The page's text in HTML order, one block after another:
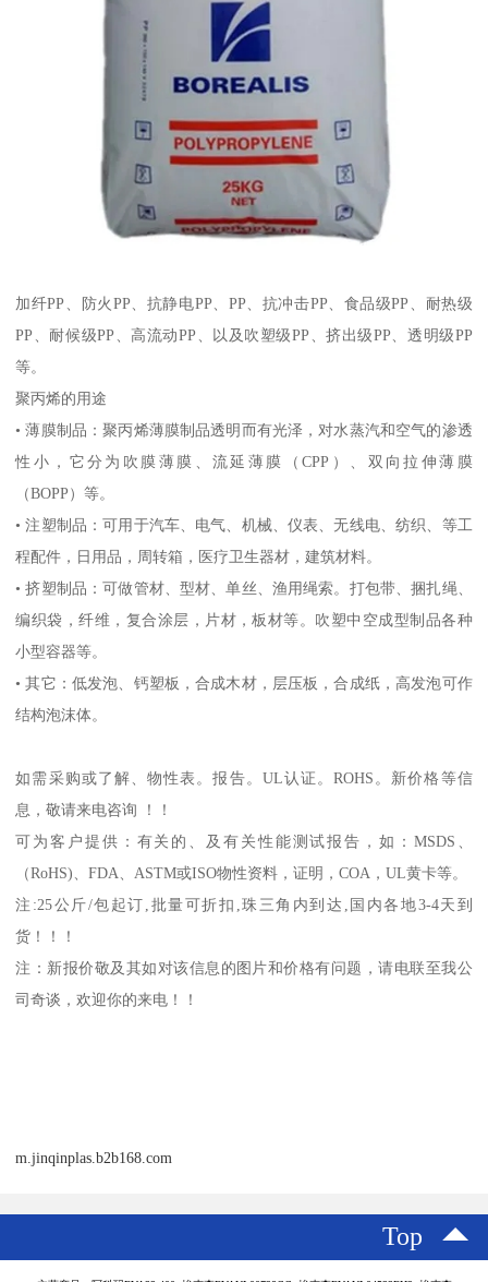
加纤PP 、防火 PP 、抗静电PP PP 、抗冲击PP 、食品级PP 、耐热级
PP 、耐候级PP 、高流动PP 、以及吹塑级PP 、挤出级PP 、透明级PP
等。
聚丙烯的用途
•薄膜制品：聚丙烯薄膜制品透明而有光泽，对水蒸汽和空气的渗透
性小，它分为吹膜薄膜、流延薄膜（CPP ）、双向拉伸薄膜
（BOPP ）等。
•注塑制品：可用于汽车、电气、机械、仪表、无线电、纺织、等工
程配件，日用品，周转箱，医疗卫生器材，建筑材料。
•挤塑制品：可做管材、型材、单丝、渔用绳索。打包带、捆扎绳、
编织袋，纤维，复合涂层，片材，板材等。吹塑中空成型制品各种
小型容器等。
•其它：低发泡、钙塑板，合成木材，层压板，合成纸，高发泡可作
结构泡沫体。
如需采购或了解、物性表。报告。 UL认证。ROHS 。新价格等信
息，敬请来电咨询 ！！
可为客户提供：有关的、及有关性能测试报告，如： MSDS
（RoHS) 、FDA ASTM或ISO物性资料，证明，COA ，UL黄卡等。
注 :25公斤/包起订 批量可折扣 珠三角内到达 国内各地3-4天到
货！！！
注：新报价敬及其如对该信息的图片和价格有问题，请电联至我公
司奇谈，欢迎你的来电！！
m.jinqinplas.b2b168.com
Top